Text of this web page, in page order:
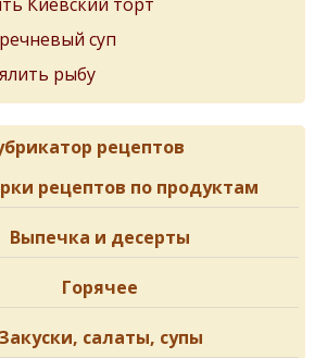
суп
рыбу
рецептов
рецептов по продуктам
Выпечка и десерты
Горячее
Закуски, салаты, супы